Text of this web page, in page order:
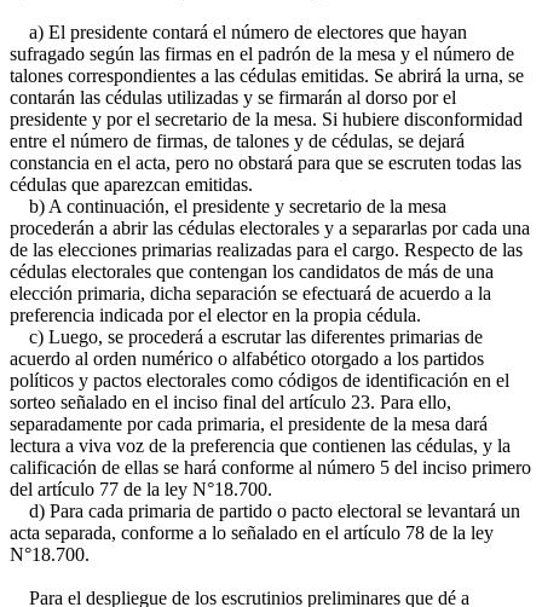
a) El presidente contará el número de electores que hayan
sufragado según las firmas en el padrón de la mesa y el número de
talones correspondientes a las cédulas emitidas. Se abrirá la urna, se
contarán las cédulas utilizadas y se firmarán al dorso por el
presidente y por el secretario de la mesa. Si hubiere disconformidad
entre el número de firmas, de talones y de cédulas, se dejará
constancia en el acta, pero no obstará para que se escruten todas las
cédulas que aparezcan emitidas.
b) A continuación, el presidente y secretario de la mesa
procederán a abrir las cédulas electorales y a separarlas por cada una
de las elecciones primarias realizadas para el cargo. Respecto de las
cédulas electorales que contengan los candidatos de más de una
elección primaria, dicha separación se efectuará de acuerdo a la
preferencia indicada por el elector en la propia cédula.
c) Luego, se procederá a escrutar las diferentes primarias de
acuerdo al orden numérico o alfabético otorgado a los partidos
políticos y pactos electorales como códigos de identificación en el
sorteo señalado en el inciso final del artículo 23. Para ello,
separadamente por cada primaria, el presidente de la mesa dará
lectura a viva voz de la preferencia que contienen las cédulas, y la
calificación de ellas se hará conforme al número 5 del inciso primero
del artículo 77 de la ley N°18.700.
d) Para cada primaria de partido o pacto electoral se levantará un
acta separada, conforme a lo señalado en el artículo 78 de la ley
N°18.700.
Para el despliegue de los escrutinios preliminares que dé a